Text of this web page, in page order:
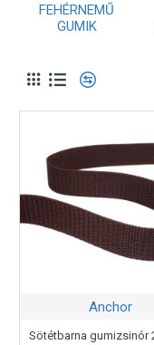
FEHÉRNEMŰ
GUMIK
Anchor